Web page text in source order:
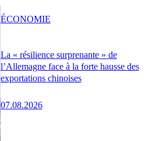
La « résilience surprenante » de
l’Allemagne face à la forte hausse des
exportations chinoises
07.08.2026
ÉCONOMIE